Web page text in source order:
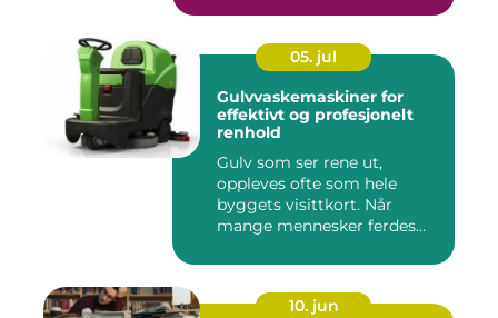
05. jul
Gulvvaskemaskiner for
effektivt og profesjonelt
renhold
Gulv som ser rene ut,
oppleves ofte som hele
byggets visittkort. Når
mange mennesker ferdes
10. jun